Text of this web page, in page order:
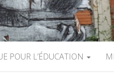
POUR L’ÉDUCATION